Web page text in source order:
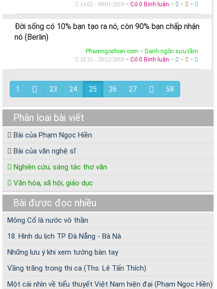
14:02 - 09/01/2019 − Có 0 Bình luận − − −
Đời sống có 10% bạn tạo ra nó, còn 90% bạn chấp nhận
nó (Berlin)
Phamngochien.com − Danh ngôn sưu tầm
10:21 - 29/12/2018 − Có 0 Bình luận − − −
1 23 24 25 26 27 58
Phân loại bài viết
Bài của Phạm Ngọc Hiền
Bài của văn nghệ sĩ
Nghiên cứu, sáng tác thơ văn
Văn hóa, xã hội, giáo dục
Bài được đọc nhiều
Mông Cổ là nước vô thần
18. Hình du lịch TP Đà Nẵng - Bà Nà
Những lưu ý khi xem tướng bàn tay
Vầng trăng trong thi ca (Ths. Lê Tấn Thích)
Một cái nhìn về tiểu thuyết Việt Nam hiện đại (Phạm Ngọc Hiền)